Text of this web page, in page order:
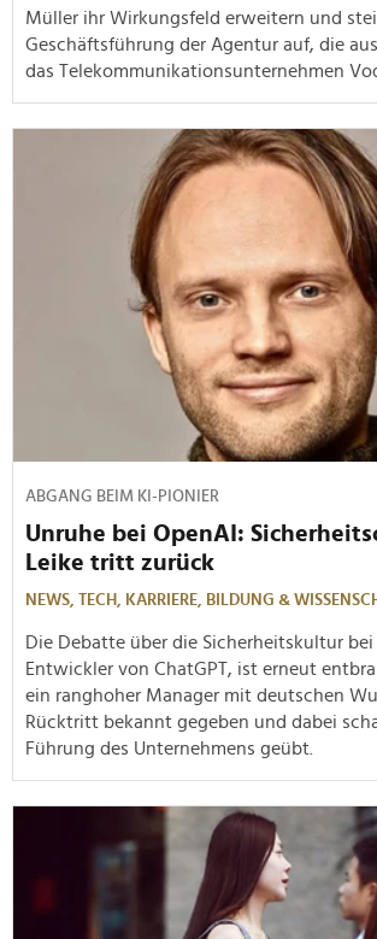
Müller ihr Wirkungsfeld erweitern und
Geschäftsführung der Agentur auf, die
das Telekommunikationsunternehmen
ABGANG BEIM KI-PIONIER
Unruhe bei OpenAI:
Leike tritt zurück
NEWS, TECH, KARRIERE, BILDUNG &
Die Debatte über die Sicherheitskultur bei
Entwickler von ChatGPT, ist erneut
ein ranghoher Manager mit deutschen
Rücktritt bekannt gegeben und dabei
Führung des Unternehmens geübt.